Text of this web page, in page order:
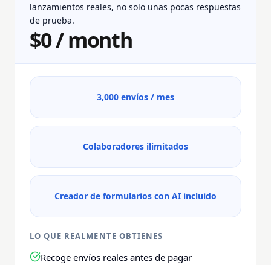
lanzamientos reales, no solo unas pocas respuestas
de prueba.
$0 / month
3,000 envíos / mes
Colaboradores ilimitados
Creador de formularios con AI incluido
LO QUE REALMENTE OBTIENES
Recoge envíos reales antes de pagar